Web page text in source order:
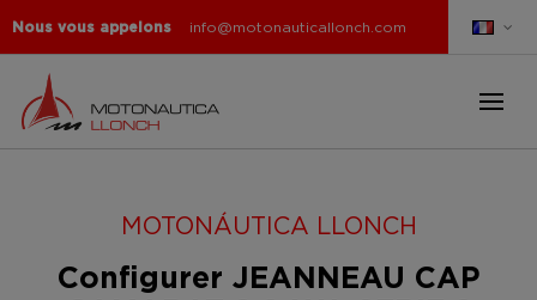
Nous vous appelons info@motonauticallonch.com
MOTONÁUTICA LLONCH
Configurer JEANNEAU CAP